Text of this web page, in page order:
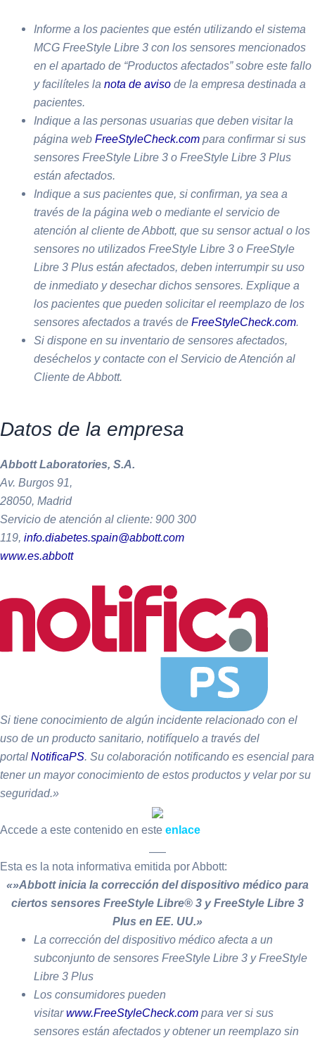
Informe a los pacientes que estén utilizando el sistema
MCG FreeStyle Libre 3 con los sensores mencionados
en el apartado de “Productos afectados” sobre este fallo
y facilíteles la nota de aviso de la empresa destinada a
pacientes.
Indique a las personas usuarias que deben visitar la
página web FreeStyleCheck.com para confirmar si sus
sensores FreeStyle Libre 3 o FreeStyle Libre 3 Plus
están afectados.
Indique a sus pacientes que, si confirman, ya sea a
través de la página web o mediante el servicio de
atención al cliente de Abbott, que su sensor actual o los
sensores no utilizados FreeStyle Libre 3 o FreeStyle
Libre 3 Plus están afectados, deben interrumpir su uso
de inmediato y desechar dichos sensores. Explique a
los pacientes que pueden solicitar el reemplazo de los
sensores afectados a través de FreeStyleCheck.com.
Si dispone en su inventario de sensores afectados,
deséchelos y contacte con el Servicio de Atención al
Cliente de Abbott.
Datos de la empresa
Abbott Laboratories, S.A.
Av. Burgos 91,
28050, Madrid
Servicio de atención al cliente: 900 300
119, info.diabetes.spain@abbott.com
www.es.abbott
Si tiene conocimiento de algún incidente relacionado con el
uso de un producto sanitario, notifíquelo a través del
portal NotificaPS. Su colaboración notificando es esencial para
tener un mayor conocimiento de estos productos y velar por su
seguridad.»
Accede a este contenido en este enlace
Esta es la nota informativa emitida por Abbott:
«»Abbott inicia la corrección del dispositivo médico para
ciertos sensores FreeStyle Libre® 3 y FreeStyle Libre 3
Plus en EE. UU.»
La corrección del dispositivo médico afecta a un
subconjunto de sensores FreeStyle Libre 3 y FreeStyle
Libre 3 Plus
Los consumidores pueden
visitarwww.FreeStyleCheck.com para ver si sus
sensores están afectados y obtener un reemplazo sin